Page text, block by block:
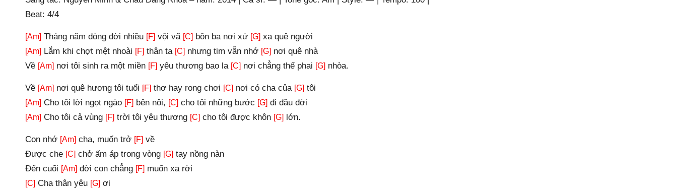
Beat: 4/4
[Am] Tháng năm dòng đời nhiều [F] vội vã [C] bôn ba nơi xứ [G] xa quê người
[Am] Lắm khi chợt mệt nhoài [F] thân ta [C] nhưng tim vẫn nhớ [G] nơi quê nhà
Về [Am] nơi tôi sinh ra một miền [F] yêu thương bao la [C] nơi chẳng thể phai [G] nhòa.
Về [Am] nơi quê hương tôi tuổi [F] thơ hay rong chơi [C] nơi có cha của [G] tôi
[Am] Cho tôi lời ngọt ngào [F] bên nôi, [C] cho tôi những bước [G] đi đầu đời
[Am] Cho tôi cả vùng [F] trời tôi yêu thương [C] cho tôi được khôn [G] lớn.
Con nhớ [Am] cha, muốn trở [F] về
Được che [C] chở ấm áp trong vòng [G] tay nồng nàn
Đến cuối [Am] đời con chẳng [F] muốn xa rời
[C] Cha thân yêu [G] ơi